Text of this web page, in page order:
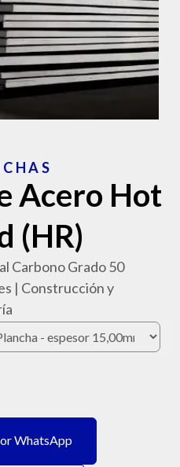
Acero Hot
(HR)
Carbono Grado 50
| Construcción y
WhatsApp